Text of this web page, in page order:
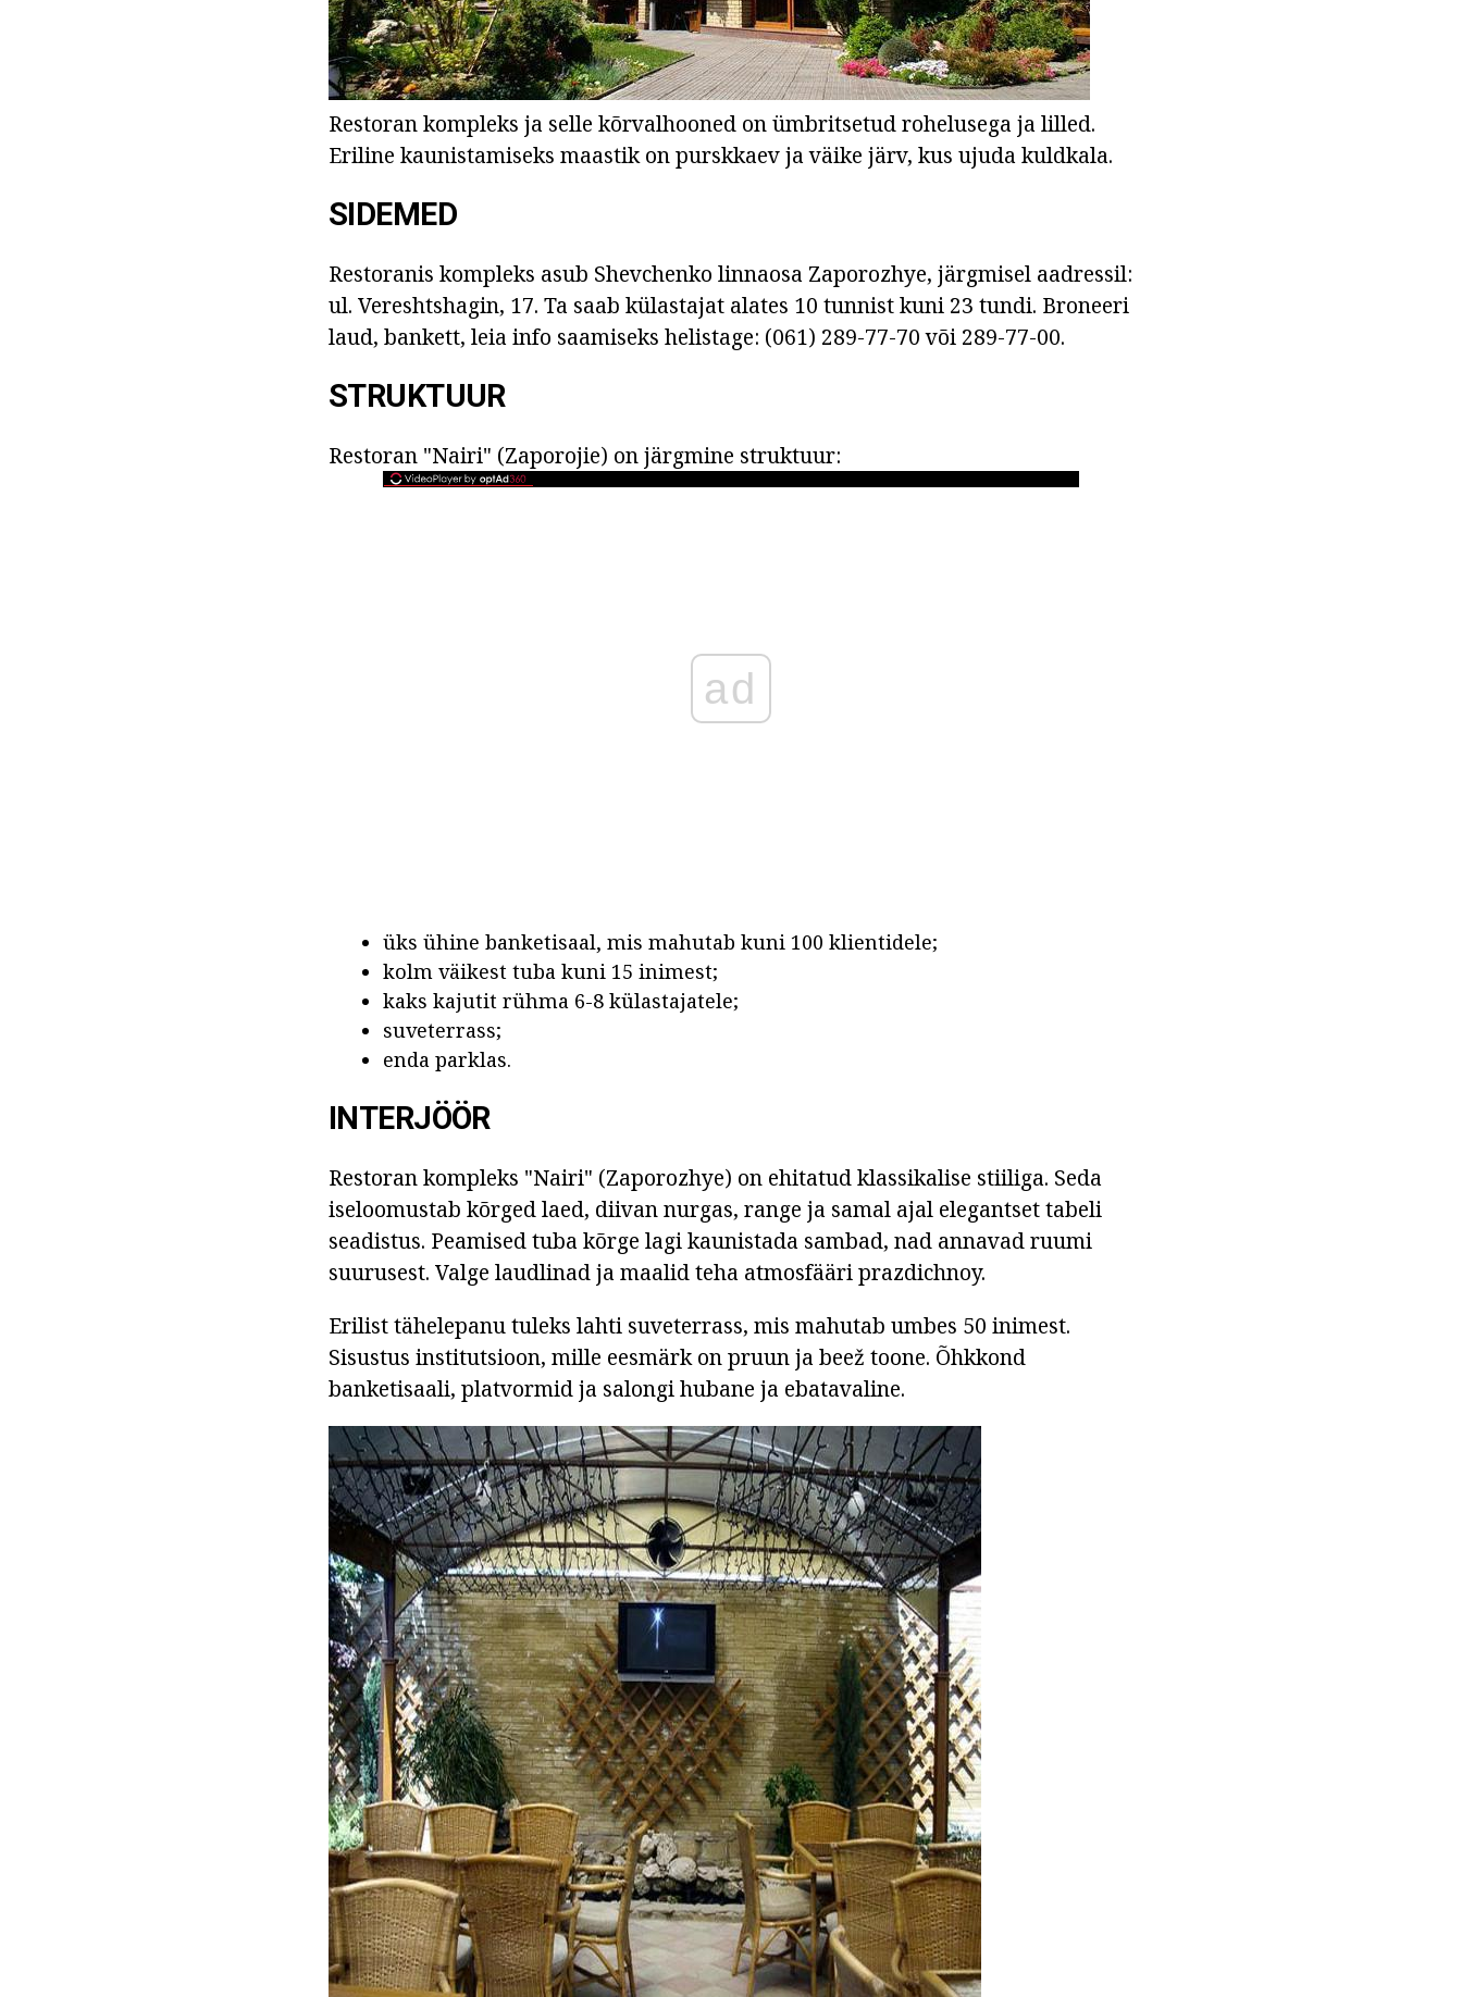
Restoran kompleks ja selle kõrvalhooned on ümbritsetud rohelusega ja lilled.
Eriline kaunistamiseks maastik on purskkaev ja väike järv, kus ujuda kuldkala.
SIDEMED
Restoranis kompleks asub Shevchenko linnaosa Zaporozhye, järgmisel aadressil:
ul. Vereshtshagin, 17. Ta saab külastajat alates 10 tunnist kuni 23 tundi. Broneeri
laud, bankett, leia info saamiseks helistage: (061) 289-77-70 või 289-77-00.
STRUKTUUR
Restoran "Nairi" (Zaporojie) on järgmine struktuur:
ad
üks ühine banketisaal, mis mahutab kuni 100 klientidele;
kolm väikest tuba kuni 15 inimest;
kaks kajutit rühma 6-8 külastajatele;
suveterrass;
enda parklas.
INTERJÖÖR
Restoran kompleks "Nairi" (Zaporozhye) on ehitatud klassikalise stiiliga. Seda
iseloomustab kõrged laed, diivan nurgas, range ja samal ajal elegantset tabeli
seadistus. Peamised tuba kõrge lagi kaunistada sambad, nad annavad ruumi
suurusest. Valge laudlinad ja maalid teha atmosfääri prazdichnoy.
Erilist tähelepanu tuleks lahti suveterrass, mis mahutab umbes 50 inimest.
Sisustus institutsioon, mille eesmärk on pruun ja beež toone. Õhkkond
banketisaali, platvormid ja salongi hubane ja ebatavaline.